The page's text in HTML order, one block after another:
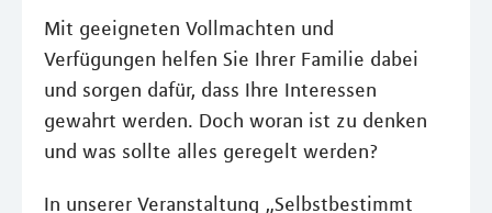
Mit geeigneten Vollmachten und
Verfügungen helfen Sie Ihrer Familie dabei
und sorgen dafür, dass Ihre Interessen
gewahrt werden. Doch woran ist zu denken
und was sollte alles geregelt werden?
In unserer Veranstaltung „Selbstbestimmt